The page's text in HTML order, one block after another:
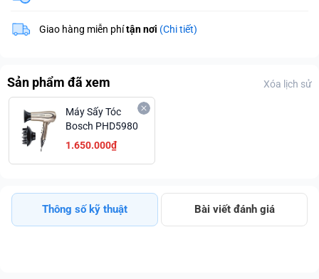
Giao hàng miễn phítận nơi (Chi tiết)
Sản phẩm đã xem Xóa lịch sử
Máy Sấy Tóc
Bosch PHD5980
1.650.000₫
Thông số kỹ thuật Bài viết đánh giá